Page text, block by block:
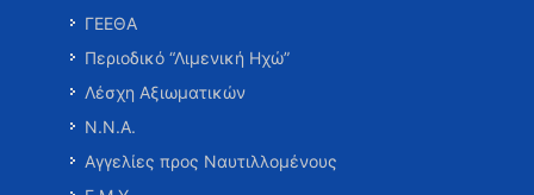
ΓΕΕΘΑ
Περιοδικό “Λιμενική Ηχώ”
Λέσχη Αξιωματικών
Ν.Ν.Α.
Αγγελίες προς Ναυτιλλομένους